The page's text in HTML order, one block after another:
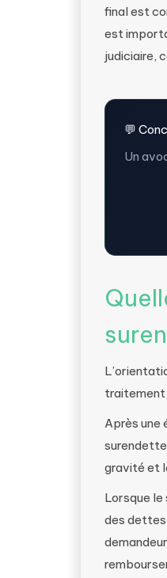
final est
est
judiciaire,
💬
Un
Après une
gravité et
Lorsque le
des dettes